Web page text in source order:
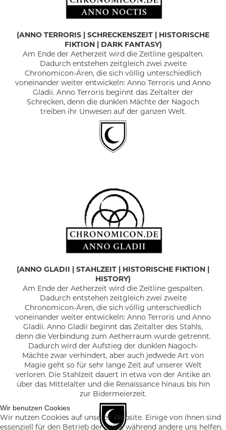
(ANNO TERRORIS SCHRECKENSZEIT
HISTORISCHE
FIKTION | DARK FANTASY)
Am Ende der Aetherzeit wird die Zeitline gespalten.
Dadurch entstehen zeitgleich zwei zweite
Chronomicon-Ären, die sich völlig unterschiedlich
voneinander weiter entwickeln: Anno Terroris und Anno
Gladii. Anno Terroris beginnt das Zeitalter der
Schrecken, denn die dunklen Mächte der Nagoch
treiben ihr Unwesen auf der ganzen Welt.
(ANNO GLADII STAHLZEIT
HISTORISCHE FIKTION |
HISTORY)
Am Ende der Aetherzeit wird die Zeitline gespalten.
Dadurch entstehen zeitgleich zwei zweite
Chronomicon-Ären, die sich völlig unterschiedlich
voneinander weiter entwickeln: Anno Terroris und Anno
Gladii. Anno Gladii beginnt das Zeitalter des Stahls,
denn die Verbindung zum Aetherraum wurde getrennt.
Dadurch wird der Aufstieg der dunklen Nagoch-
Mächte zwar verhindert, aber auch jedwede Art von
Magie geht so für sehr lange Zeit auf unserer Welt
verloren. Die Stahlzeit dauert in etwa von der Antike an
über das Mittelalter und die Renaissance hinaus bis hin
zur Bidermeierzeit.
Wir benutzen Cookies
Wir nutzen Cookies auf unserer Website. Einige von ihnen sind
essenziell für den Betrieb der Seite, während andere uns helfen,